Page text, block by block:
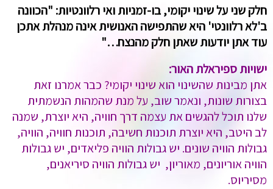
חלק שני על שינוי יקומי, בו-זמניות ואי רלוונטיות: "הכוונה
ב'לא רלוונטי' היא שהתפישה האנושית אינה מנהלת אתכן
עוד אתן יודעות שאתן חלק מהנצח…"
ישויות ספיראלת האור:
אתן מבינות שהשינוי הוא שינוי יקומי? כבר אמרנו זאת
בצורות שונות, ונאמר שוב, על מנת שהמהות הנשמתית
שלנו תוכל להגשים את עצמה דרך חוויה, היא יוצרת, שמנה
לב היטב, היא יוצרת תוכנות חשיבה, תוכנות חוויה, הוויה,
גבולות הוויה שונים. יש גבולות הוויה פליאדים, יש גבולות
הוויה אוריונים, מאוריון, יש גבולות הוויה סיריאנים,
מסיריוס.